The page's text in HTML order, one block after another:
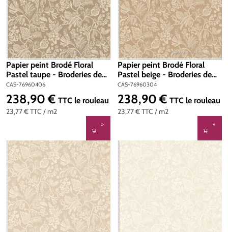
Papier peint Brodé Floral
Pastel taupe - Broderies de
Casamance | Réf. CAS-
76960406
CAS-76960406
23,77 €TTC / m2
Prix régulier :
238,90 € TTC le rouleau
Papier peint Brodé Floral
Pastel beige - Broderies de
Casamance | Réf. CAS-
76960304
CAS-76960304
23,77 €TTC / m2
Prix régulier :
238,90 € TTC le rouleau